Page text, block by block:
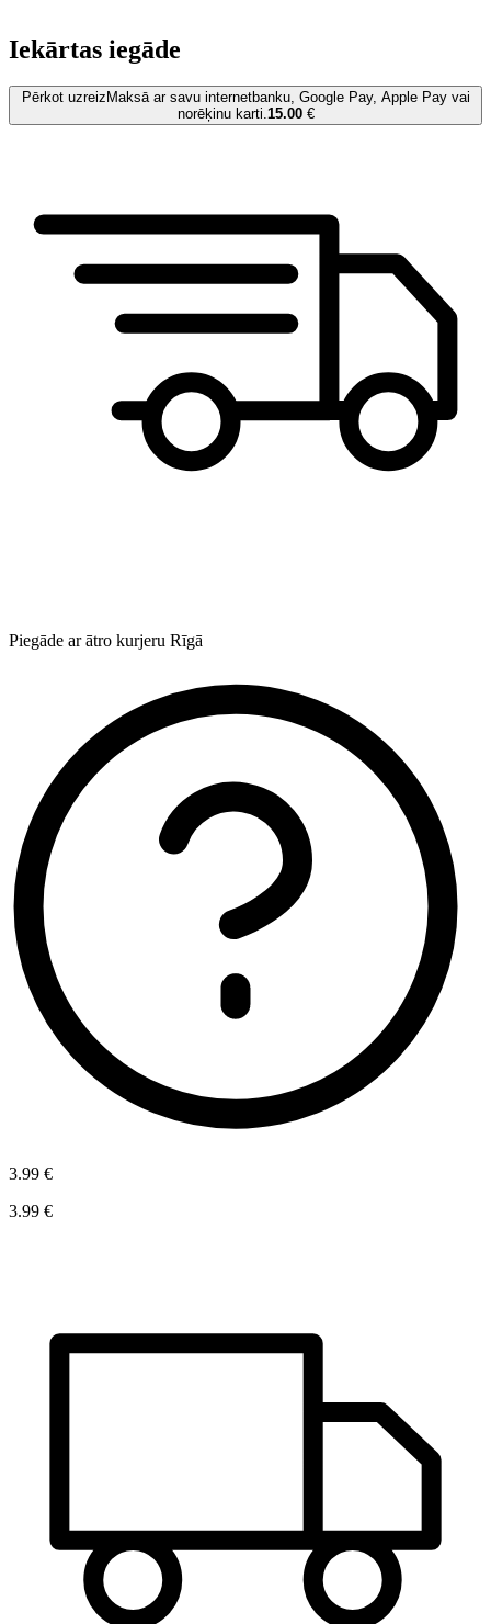
Iekārtas iegāde
Pērkot uzreiz Maksā ar savu internetbanku, Google Pay, Apple Pay vai
norēķinu karti.15.00€
Piegāde ar ātro kurjeru Rīgā
3.99 €
3.99 €